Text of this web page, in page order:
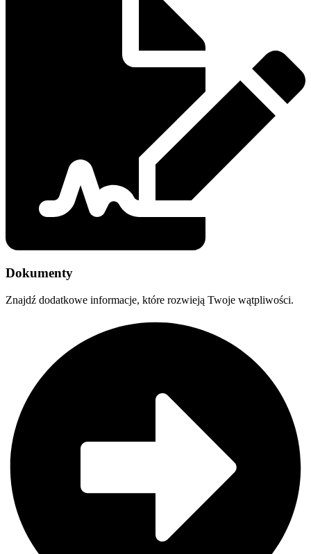
Dokumenty
Znajdź dodatkowe informacje, które rozwieją Twoje wątpliwości.